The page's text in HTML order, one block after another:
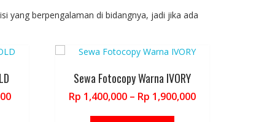
options
chosen
the
product
yang berpengalaman di bidangnya, jadi jika ada
Price
Sewa Fotocopy Warna IVORY
Rp 1,400,000 – Rp 1,900,000Price
This